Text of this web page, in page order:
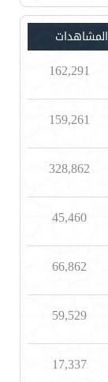
المشاهدات
162,291
159,261
328,862
45,460
66,862
59,529
17,337